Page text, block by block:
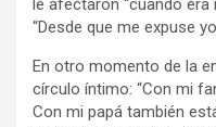
le afectaron “cuando
“Desde que me expuse
En otro momento de la
círculo íntimo: “Con mi
Con mi papá también